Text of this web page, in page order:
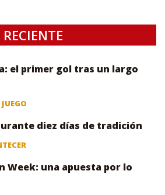
el primer gol tras un largo
diez días de tradición
Week: una apuesta por lo